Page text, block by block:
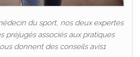
du sport, nos deux expertes
préjugés associés aux pratiques
donnent des conseils avis1